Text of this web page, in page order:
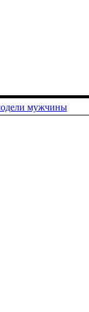
мужчины